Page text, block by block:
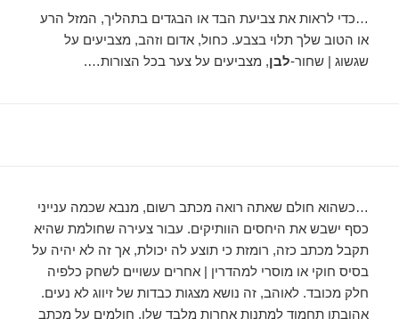
…כדי לראות את צביעת הבד או הבגדים בתהליך, המזל הרע
או הטוב שלך תלוי בצבע. כחול, אדום וזהב, מצביעים על
שגשוג | שחור-לבן, מצביעים על צער בכל הצורות….
…כשהוא חולם שאתה רואה מכתב רשום, מנבא שכמה ענייני
כסף ישבש את היחסים הוותיקים. עבור צעירה שחולמת שהיא
תקבל מכתב כזה, רומזת כי תוצע לה יכולת, אך זה לא יהיה על
בסיס חוקי או מוסרי למהדרין | אחרים עשויים לשחק כלפיה
חלק מכובד. לאוהב, זה נושא מצגות כבדות של זיווג לא נעים.
אהובתו תחמוד למתנות אחרות מלבד שלו. חולמים על מכתב